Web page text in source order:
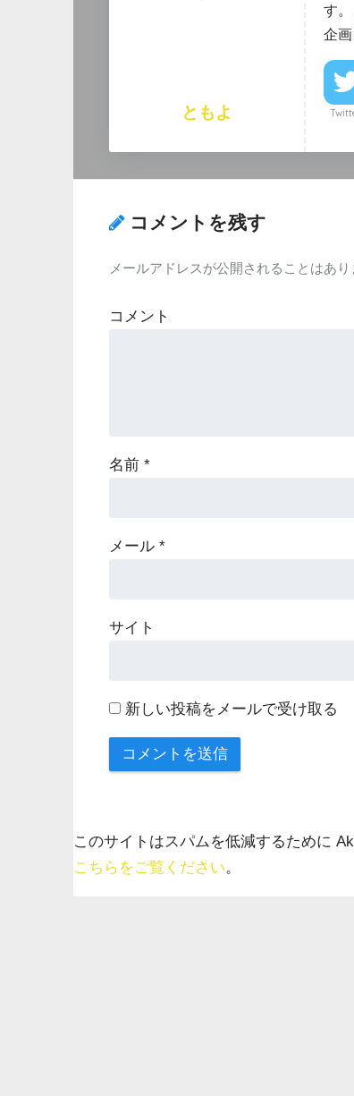
ともよ
す
企
コメントを残す
メールアドレスが公開されることはあり
コメント
名前 *
メール *
サイト
新しい投稿をメールで受け取る
このサイトはスパムを低減するために
こちらをご覧ください。